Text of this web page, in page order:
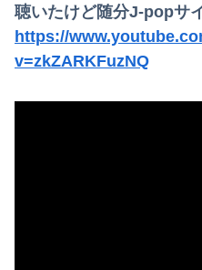
聴いたけど随分J-popサ
https://
v=zkZARKFuzNQ